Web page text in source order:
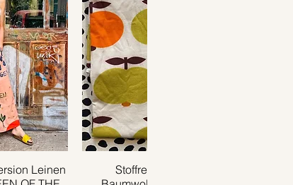
Leinen
Schnellansicht
Stoffrest 0.85m x 0.35m